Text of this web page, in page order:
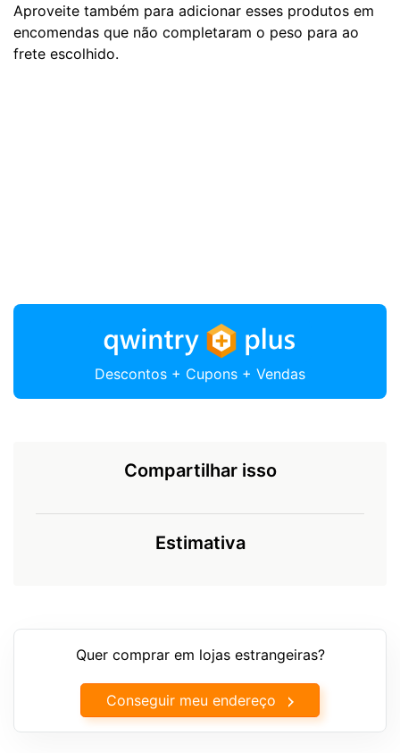
Aproveite também para adicionar esses produtos em
encomendas que não completaram o peso para ao
frete escolhido.
Descontos + Cupons + Vendas
Compartilhar isso
Estimativa
Quer comprar em lojas estrangeiras?
Conseguir meu endereço